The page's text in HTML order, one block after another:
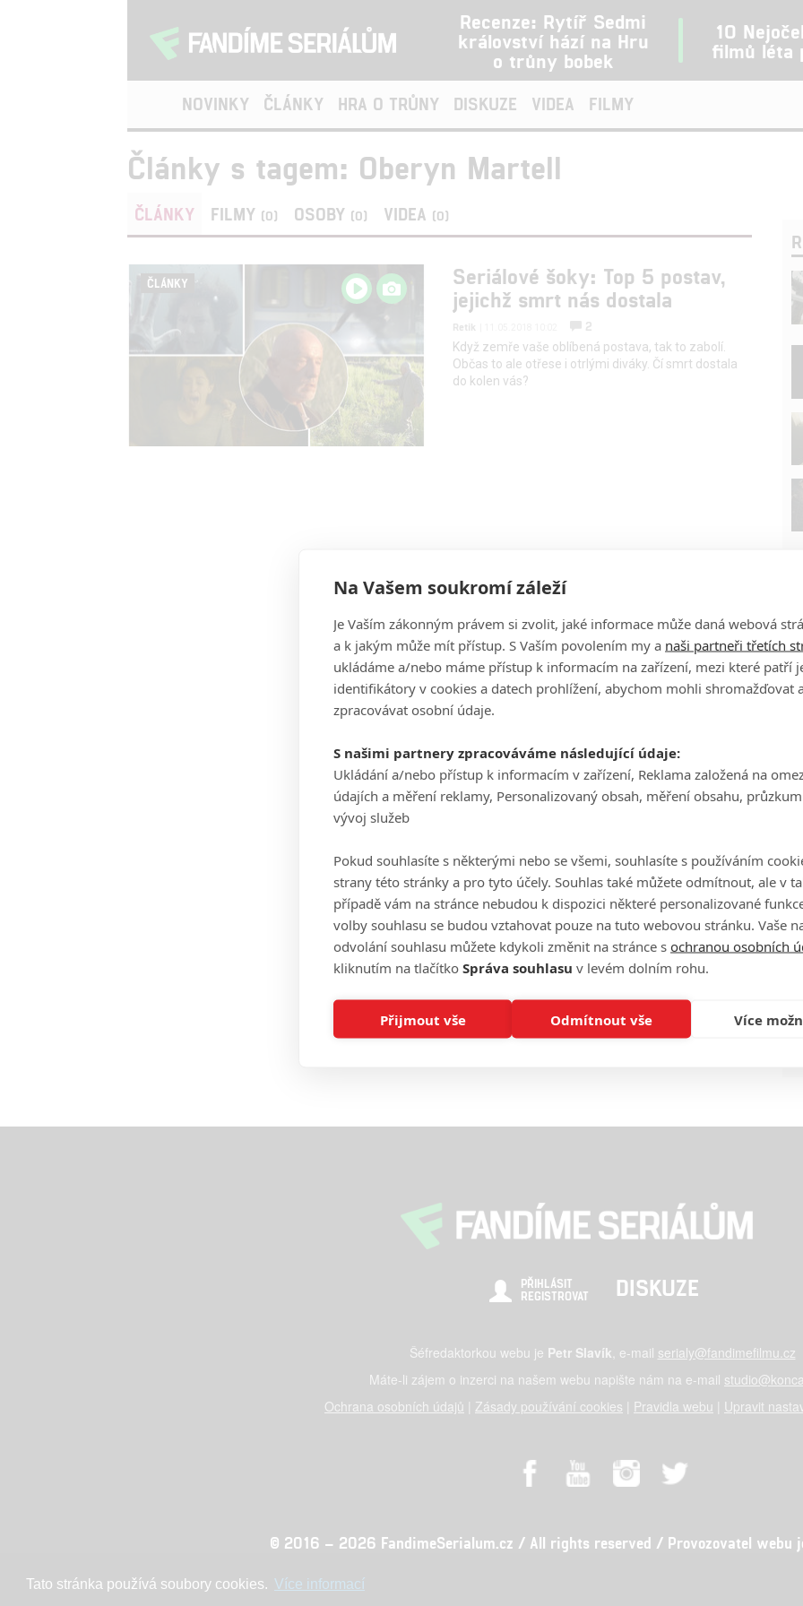
Tato stránka používá soubory cookies. Více informací
Recenze: Rytíř Sedmi
království hází na Hru
o trůny bobek
10
filmů léta
NOVINKY ČLÁNKY HRA O TRŮNY DISKUZE VIDEA FILMY
Články s tagem: Oberyn Martell
ČLÁNKY FILMY (0) OSOBY (0) VIDEA (0)
ČLÁNKY
Seriálové šoky: Top 5 postav,
jejichž smrt nás dostala
Retik
2
Když zemře vaše oblíbená postava, tak to zabolí.
Občas to ale otřese i otrlými diváky. Čí smrt dostala
do kolen vás?
PŘIHLÁSIT
REGISTROVAT
DISKUZE
Šéfredaktorkou webu je Petr Slavík, e-mail serialy@fandimefilmu.cz
Máte-li zájem o inzerci na našem webu napište nám na e-mail
Ochrana osobních údajů
Zásady používání cookies Pravidla webu Upravit
© 2016 – 2026 FandimeSerialum.cz / All rights reserved / Provozovatel webu
Na Vašem soukromí záleží
Je Vaším zákonným právem si zvolit, jaké informace může daná webová
a k jakým může mít přístup. S Vaším povolením my a naši partneři třetích
ukládáme a/nebo máme přístup k informacím na zařízení, mezi které patří
identifikátory v cookies a datech prohlížení, abychom mohli shromažďovat
zpracovávat osobní údaje.
S našimi partnery zpracováváme následující údaje:
Ukládání a/nebo přístup k informacím v zařízení, Reklama založená na
údajích a měření reklamy, Personalizovaný obsah, měření obsahu,
vývoj služeb
Pokud souhlasíte s některými nebo se všemi, souhlasíte s používáním
strany této stránky a pro tyto účely. Souhlas také můžete odmítnout, ale v
případě vám na stránce nebudou k dispozici některé personalizované
volby souhlasu se budou vztahovat pouze na tuto webovou stránku. Vaše
odvolání souhlasu můžete kdykoli změnit na stránce s ochranou osobních
kliknutím na tlačítko Správa souhlasu v levém dolním rohu.
Přijmout vše Odmítnout vše Více